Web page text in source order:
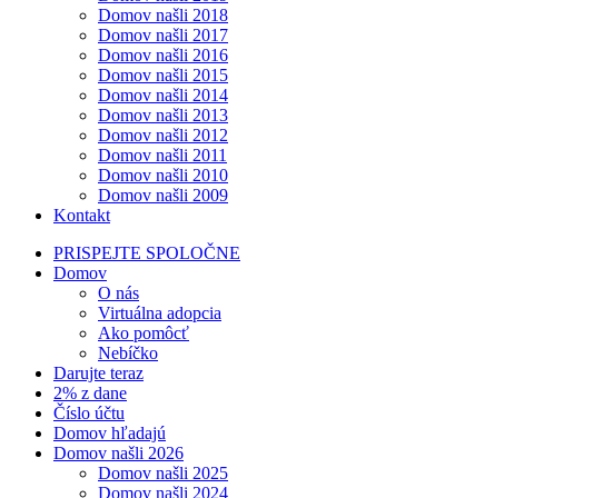
Domov našli 2018
Domov našli 2017
Domov našli 2016
Domov našli 2015
Domov našli 2014
Domov našli 2013
Domov našli 2012
Domov našli 2011
Domov našli 2010
Domov našli 2009
Kontakt
PRISPEJTE SPOLOČNE
Domov
O nás
Virtuálna adopcia
Ako pomôcť
Nebíčko
Darujte teraz
2% z dane
Číslo účtu
Domov hľadajú
Domov našli 2026
Domov našli 2025
Domov našli 2024